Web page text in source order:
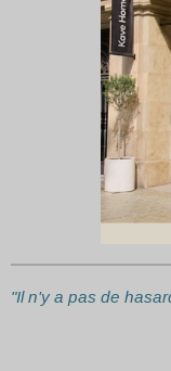
"Il n'y a pas de